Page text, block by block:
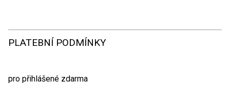
PLATEBNÍ PODMÍNKY
pro přihlášené zdarma